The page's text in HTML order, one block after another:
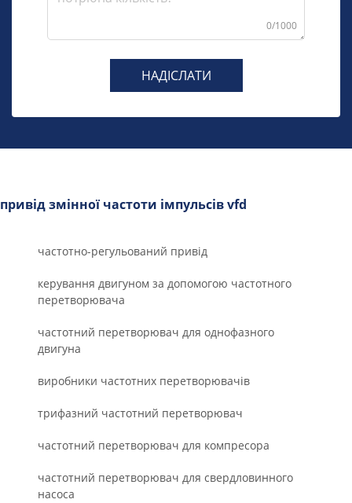
0/1000
НАДІСЛАТИ
привід змінної частоти імпульсів vfd
частотно-регульований привід
керування двигуном за допомогою частотного
перетворювача
частотний перетворювач для однофазного
двигуна
виробники частотних перетворювачів
трифазний частотний перетворювач
частотний перетворювач для компресора
частотний перетворювач для свердловинного
насоса